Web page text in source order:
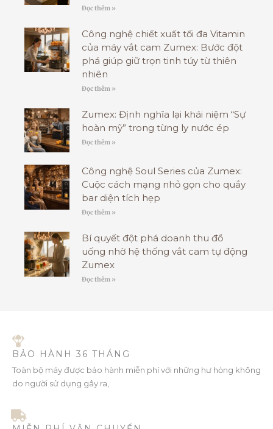
Đọc thêm »
Công nghệ chiết xuất tối đa Vitamin
của máy vắt cam Zumex: Bước đột
phá giúp giữ trọn tinh túy từ thiên
nhiên
Đọc thêm »
Zumex: Định nghĩa lại khái niệm “Sự
hoàn mỹ” trong từng ly nước ép
Đọc thêm »
Công nghệ Soul Series của Zumex:
Cuộc cách mạng nhỏ gọn cho quầy
bar diện tích hẹp
Đọc thêm »
Bí quyết đột phá doanh thu đồ
uống nhờ hệ thống vắt cam tự động
Zumex
Đọc thêm »
BẢO HÀNH 36 THÁNG
Toàn bộ máy được bảo hành miễn phí với những hư hỏng không
do người sử dụng gây ra,